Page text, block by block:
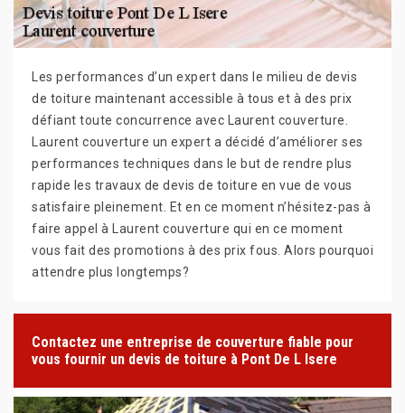
Les performances d’un expert dans le milieu de devis
de toiture maintenant accessible à tous et à des prix
défiant toute concurrence avec Laurent couverture.
Laurent couverture un expert a décidé d’améliorer ses
performances techniques dans le but de rendre plus
rapide les travaux de devis de toiture en vue de vous
satisfaire pleinement. Et en ce moment n’hésitez-pas à
faire appel à Laurent couverture qui en ce moment
vous fait des promotions à des prix fous. Alors pourquoi
attendre plus longtemps?
Contactez une entreprise de couverture fiable pour
vous fournir un devis de toiture à Pont De L Isere